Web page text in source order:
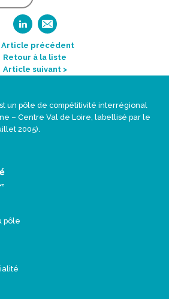
Article précédent
Retour à la liste
Article suivant >
un pôle de compétitivité interrégional
– Centre Val de Loire, labellisé par le
2005).
pôle